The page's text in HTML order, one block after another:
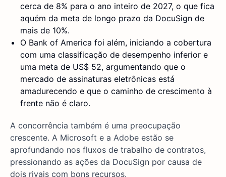
cerca de 8% para o ano inteiro de 2027, o que fica
aquém da meta de longo prazo da DocuSign de
mais de 10%.
O Bank of America foi além, iniciando a cobertura
com uma classificação de desempenho inferior e
uma meta de US$ 52, argumentando que o
mercado de assinaturas eletrônicas está
amadurecendo e que o caminho de crescimento à
frente não é claro.
A concorrência também é uma preocupação
crescente. A Microsoft e a Adobe estão se
aprofundando nos fluxos de trabalho de contratos,
pressionando as ações da DocuSign por causa de
dois rivais com bons recursos.